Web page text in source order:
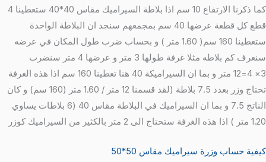
كما ذكرنا الارتفاع 10 سم اذا بلاطة السيراميك مقاس 40*40 ستعطينا 4
قطع كل قطعة عرضها 40 سم بمجمعهم سنجد ان البلاطة الواحدة
ستعطينا 160 سم( 1.60 متر ) و بحساب ضرب طول المكان في عرضه
سنعرف كم بلاطه مثلا غرفة طولها 3 متر و عرضها 4 متر سنضرب
3× 4=12 متر و بما ان السيراميكة 40 هنا تعطينا 160 سم اذا هذه الغرفة
تحتاج وزر بعدد 7.5 بلاطة (لقد قسمنا 12 متر / 1.60 متر (160 سم) و كان
الناتج 7.5 و بما ان السيراميك في البلاطة مقاس 40 (6 بلاطات يساوي
1.20 متر ) اذا هذه الغرفة ستحتاج الى 2 متر بالكثير من السيراميك كوزر
كيفية حساب وزرة سيراميك مقاس 50*50